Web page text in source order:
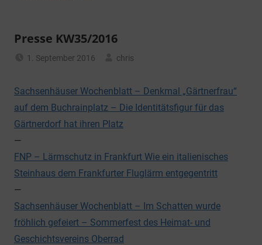
Presse KW35/2016
1. September 2016
chris
Sachsenhäuser Wochenblatt – Denkmal „Gärtnerfrau“
auf dem Buchrainplatz – Die Identitätsfigur für das
Gärtnerdorf hat ihren Platz
—
FNP – Lärmschutz in Frankfurt Wie ein italienisches
Steinhaus dem Frankfurter Fluglärm entgegentritt
—
Sachsenhäuser Wochenblatt – Im Schatten wurde
fröhlich gefeiert – Sommerfest des Heimat- und
Geschichtsvereins Oberrad